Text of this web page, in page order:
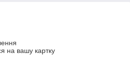
на вашу картку